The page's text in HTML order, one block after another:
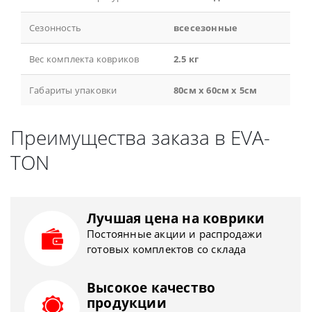
Сезонность всесезонные
Вес комплекта ковриков 2.5 кг
Габариты упаковки 80см x 60см x 5см
Преимущества заказа в EVA-
TON
Лучшая цена на коврики
Постоянные акции и распродажи
готовых комплектов со склада
Высокое качество
продукции